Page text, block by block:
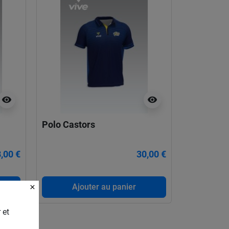
visibility
€
visibility
Polo Castors
30,00 €
Ajouter au panier
et